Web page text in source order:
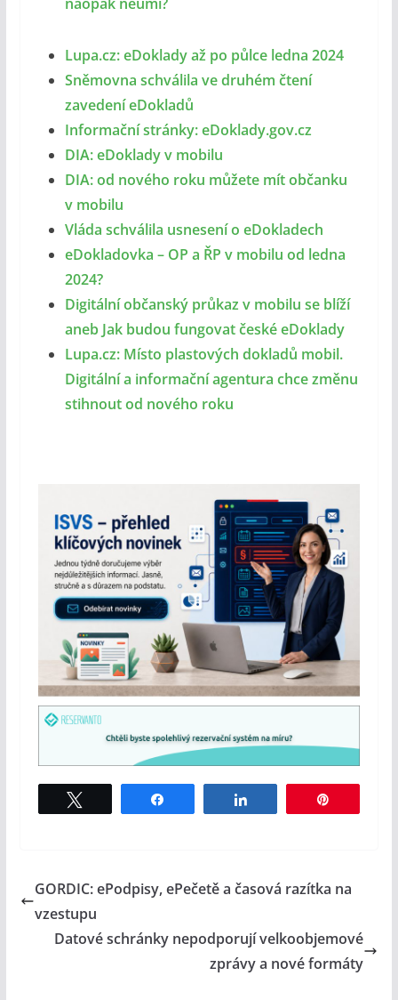
Lupa.cz: eDoklady až po půlce ledna 2024
Sněmovna schválila ve druhém čtení
zavedení eDokladů
Informační stránky: eDoklady.gov.cz
DIA: eDoklady v mobilu
DIA: od nového roku můžete mít občanku
v mobilu
Vláda schválila usnesení o eDokladech
eDokladovka – OP a ŘP v mobilu od ledna
2024?
Digitální občanský průkaz v mobilu se blíží
aneb Jak budou fungovat české eDoklady
Lupa.cz: Místo plastových dokladů mobil.
Digitální a informační agentura chce změnu
stihnout od nového roku
GORDIC: ePodpisy, ePečetě a časová razítka na
vzestupu
Datové schránky nepodporují velkoobjemové
zprávy a nové formáty